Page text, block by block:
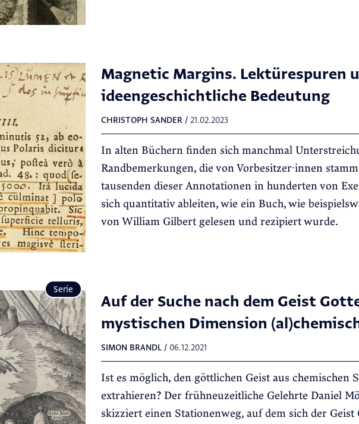
Magnetic Margins. Lektürespuren
ideengeschichtliche Bedeutung
CHRISTOPH SANDER/ 21.02.2023
In alten Büchern finden sich manchmal
Randbemerkungen, die von Vorbesitzer·innen
tausenden dieser Annotationen in hunderten von
sich quantitativ ableiten, wie ein Buch, wie
von William Gilbert gelesen und rezipiert wurde.
Serie
Auf der Suche nach dem Geist
mystischen Dimension
SIMON BRANDL/ 06.12.2021
Ist es möglich, den göttlichen Geist aus chemischen
extrahieren? Der frühneuzeitliche Gelehrte Daniel
skizziert einen Stationenweg, auf dem sich der Geist